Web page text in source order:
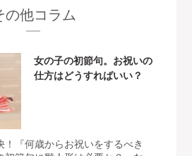
の他コラム
女の子の初節句。お祝いの
仕方はどうすればいい？
『何歳からお祝いをするべき